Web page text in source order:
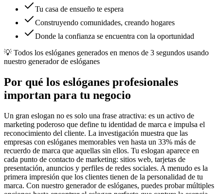
Tu casa de ensueño te espera
Construyendo comunidades, creando hogares
Donde la confianza se encuentra con la oportunidad
💡 Todos los eslóganes generados en menos de 3 segundos usando
nuestro generador de eslóganes
Por qué los eslóganes profesionales
importan para tu negocio
Un gran eslogan no es solo una frase atractiva: es un activo de
marketing poderoso que define tu identidad de marca e impulsa el
reconocimiento del cliente. La investigación muestra que las
empresas con eslóganes memorables ven hasta un 33% más de
recuerdo de marca que aquellas sin ellos. Tu eslogan aparece en
cada punto de contacto de marketing: sitios web, tarjetas de
presentación, anuncios y perfiles de redes sociales. A menudo es la
primera impresión que los clientes tienen de la personalidad de tu
marca. Con nuestro generador de eslóganes, puedes probar múltiples